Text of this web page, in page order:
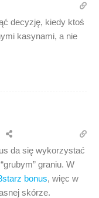
decyzję, kiedy ktoś
kasynami, a nie
da się wykorzystać
graniu. W
bonus, więc w
skórze.